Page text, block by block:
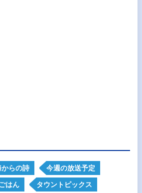
からの詩 今週の放送予定
はん タウントピックス